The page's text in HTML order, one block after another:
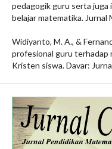
pedagogik guru serta juga
belajar matematika. Jurnal
Widiyanto, M. A., &
profesional guru terhadap
Kristen siswa. Davar: